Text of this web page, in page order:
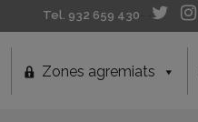
Tel. 932 659 430
Zones agremiats